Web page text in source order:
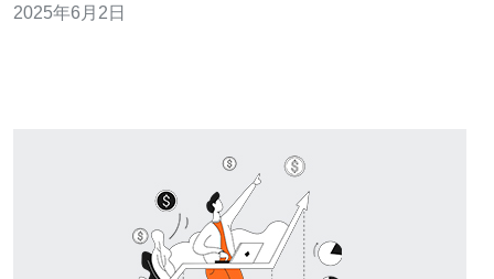
主机服务的建议和注意事项。 在选择台湾轻量服务器云主
2025年6月2日